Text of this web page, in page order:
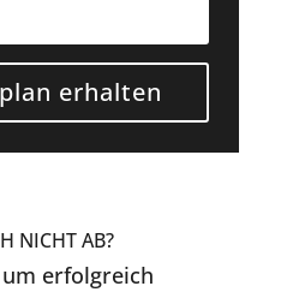
erhalten
NICHT AB?
erfolgreich